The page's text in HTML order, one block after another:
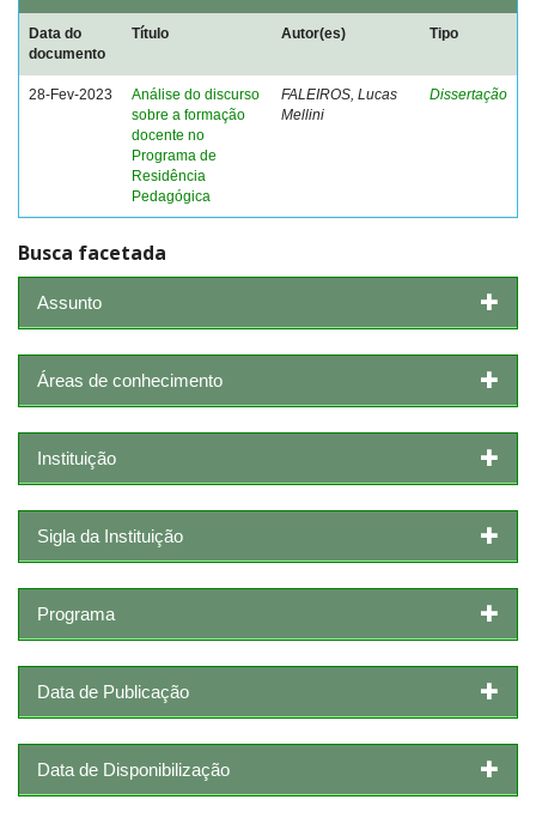
Data do
documento
Título Autor(es) Tipo
28-Fev-2023
Análise do discurso
sobre a formação
docente no
Programa de
Residência
Pedagógica
FALEIROS, Lucas
Mellini
Dissertação
Busca facetada
Assunto
Áreas de conhecimento
Instituição
Sigla da Instituição
Programa
Data de Publicação
Data de Disponibilização